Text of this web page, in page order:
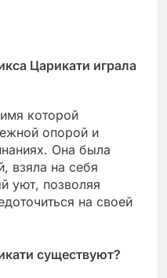
Царикати играла
которой
опорой и
Она была
взяла на себя
уют, позволяя
на своей
существуют?